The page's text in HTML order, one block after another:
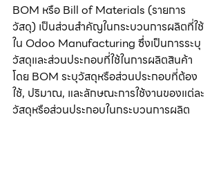
BOM หรือ Bill of Materials (รายการ
วัสดุ) เป็นส่วนสำคัญในกระบวนการผลิตที่ใช้
ใน Odoo Manufacturing ซึ่งเป็นการระบุ
วัสดุและส่วนประกอบที่ใช้ในการผลิตสินค้า
โดย BOM ระบุวัสดุหรือส่วนประกอบที่ต้อง
ใช้, ปริมาณ, และลักษณะการใช้งานของแต่ละ
วัสดุหรือส่วนประกอบในกระบวนการผลิต